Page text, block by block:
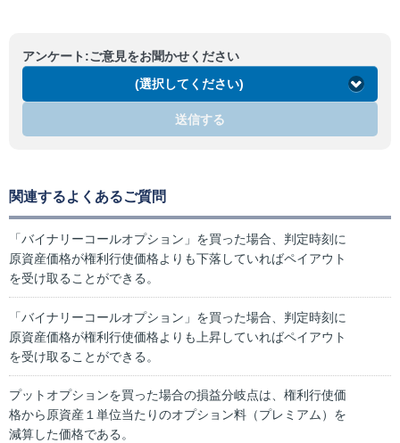
アンケート:ご意見をお聞かせください
(選択してください)
送信する
関連するよくあるご質問
「バイナリーコールオプション」を買った場合、判定時刻に
原資産価格が権利行使価格よりも下落していればペイアウト
を受け取ることができる。
「バイナリーコールオプション」を買った場合、判定時刻に
原資産価格が権利行使価格よりも上昇していればペイアウト
を受け取ることができる。
プットオプションを買った場合の損益分岐点は、権利行使価
格から原資産１単位当たりのオプション料（プレミアム）を
減算した価格である。